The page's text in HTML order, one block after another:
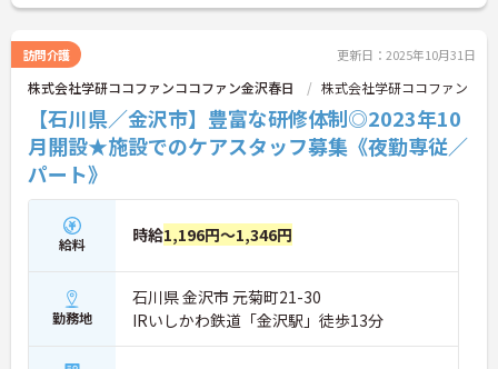
訪問介護 更新日：2025年10月31日
株式会社学研ココファンココファン金沢春日 株式会社学研ココファン
【石川県／金沢市】豊富な研修体制◎2023年10
月開設★施設でのケアスタッフ募集《夜勤専従／
パート》
給料 時給1,196円～1,346円
勤務地
石川県 金沢市 元菊町21-30
IRいしかわ鉄道「金沢駅」徒歩13分